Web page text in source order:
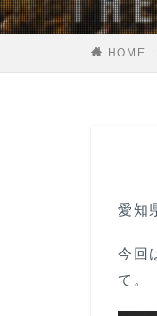
HOME
愛知
今回
て。